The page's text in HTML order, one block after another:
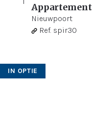
2
Nieuwpoort
Ref. spir30
IN OPTIE